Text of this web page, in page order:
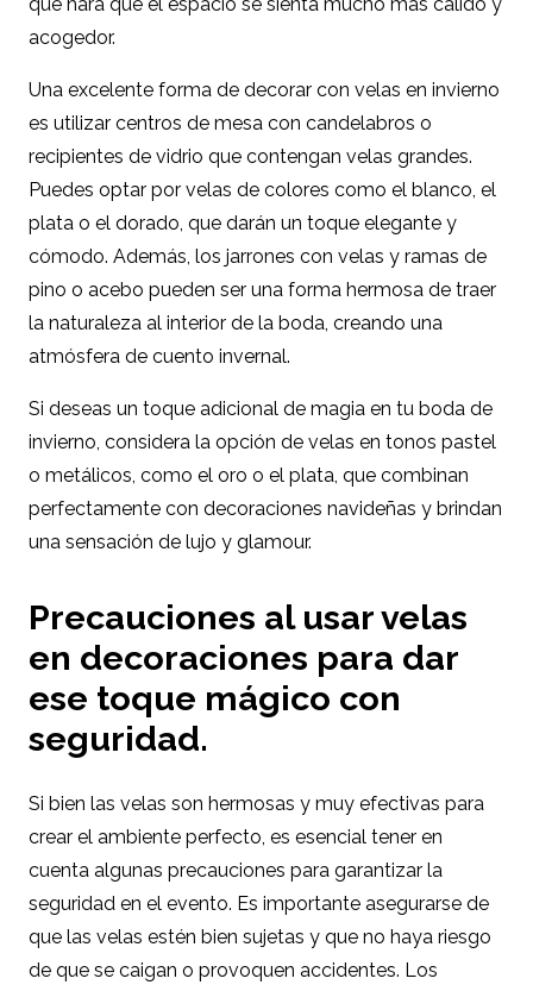
acogedor.
Una excelente forma de decorar con velas en invierno
es utilizar centros de mesa con candelabros o
recipientes de vidrio que contengan velas grandes.
Puedes optar por velas de colores como el blanco, el
plata o el dorado, que darán un toque elegante y
cómodo. Además, los jarrones con velas y ramas de
pino o acebo pueden ser una forma hermosa de traer
la naturaleza al interior de la boda, creando una
atmósfera de cuento invernal.
Si deseas un toque adicional de magia en tu boda de
invierno, considera la opción de velas en tonos pastel
o metálicos, como el oro o el plata, que combinan
perfectamente con decoraciones navideñas y brindan
una sensación de lujo y glamour.
Precauciones al usar velas
en decoraciones para dar
ese toque mágico con
seguridad.
Si bien las velas son hermosas y muy efectivas para
crear el ambiente perfecto, es esencial tener en
cuenta algunas precauciones para garantizar la
seguridad en el evento. Es importante asegurarse de
que las velas estén bien sujetas y que no haya riesgo
de que se caigan o provoquen accidentes. Los